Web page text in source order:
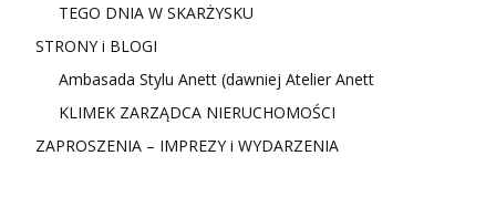
TEGO DNIA W SKARŻYSKU
STRONY i BLOGI
Ambasada Stylu Anett (dawniej Atelier Anett
KLIMEK ZARZĄDCA NIERUCHOMOŚCI
ZAPROSZENIA – IMPREZY i WYDARZENIA